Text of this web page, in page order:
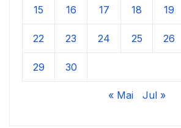
15 16 17 18 19
22 23 24 25 26
29 30
« Mai Jul »